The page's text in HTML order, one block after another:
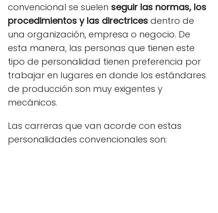
convencional se suelen seguir las normas, los
procedimientos y las directrices dentro de
una organización, empresa o negocio. De
esta manera, las personas que tienen este
tipo de personalidad tienen preferencia por
trabajar en lugares en donde los estándares
de producción son muy exigentes y
mecánicos.
Las carreras que van acorde con estas
personalidades convencionales son: